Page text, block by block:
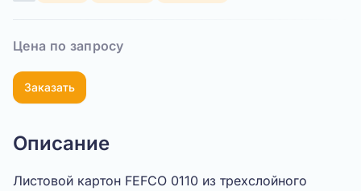
Цена по запросу
Заказать
Описание
Листовой картон FEFCO 0110 из трехслойного